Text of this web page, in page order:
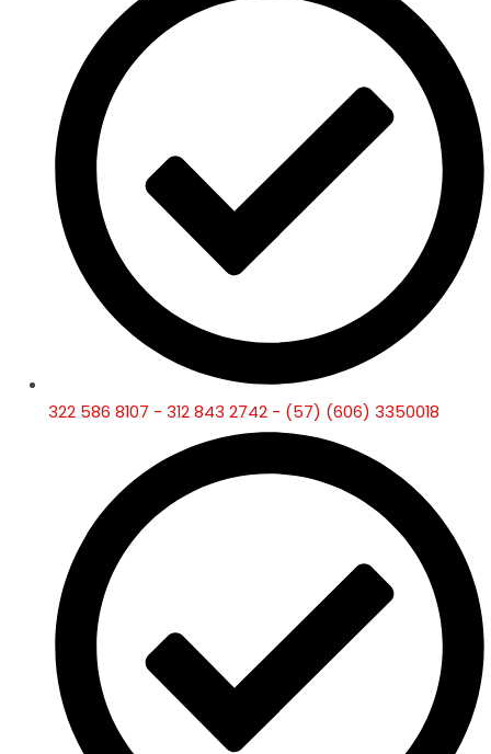
322 586 8107 - 312 843 2742 - (57) (606) 3350018